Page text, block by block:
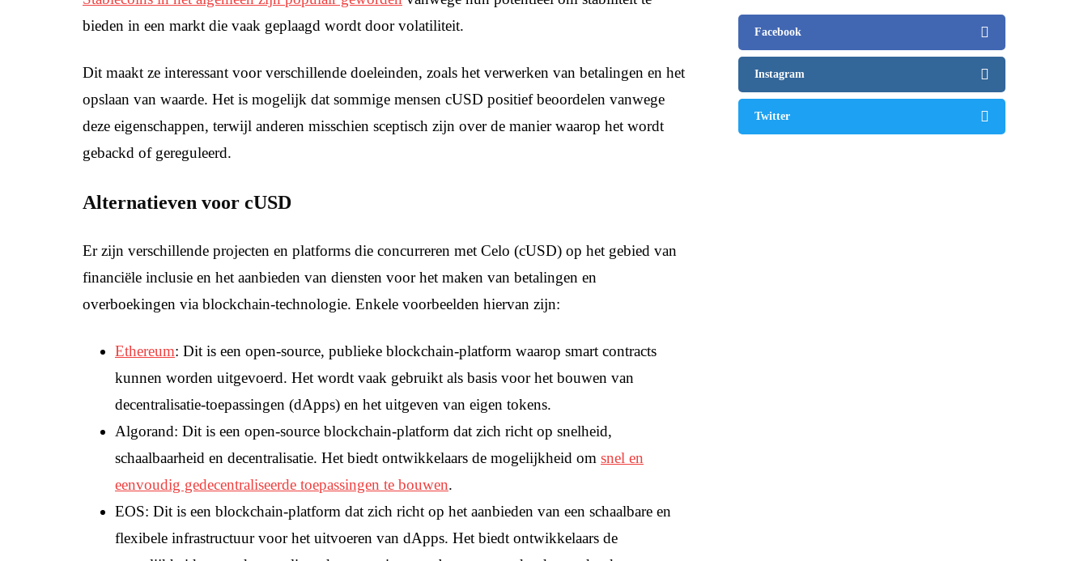
bieden in een markt die vaak geplaagd wordt door volatiliteit.
Dit maakt ze interessant voor verschillende doeleinden, zoals het verwerken van betalingen en het
opslaan van waarde. Het is mogelijk dat sommige mensen cUSD positief beoordelen vanwege
deze eigenschappen, terwijl anderen misschien sceptisch zijn over de manier waarop het wordt
gebackd of gereguleerd.
Alternatieven voor cUSD
Er zijn verschillende projecten en platforms die concurreren met Celo (cUSD) op het gebied van
financiële inclusie en het aanbieden van diensten voor het maken van betalingen en
overboekingen via blockchain-technologie. Enkele voorbeelden hiervan zijn:
Ethereum: Dit is een open-source, publieke blockchain-platform waarop smart contracts
kunnen worden uitgevoerd. Het wordt vaak gebruikt als basis voor het bouwen van
decentralisatie-toepassingen (dApps) en het uitgeven van eigen tokens.
Algorand: Dit is een open-source blockchain-platform dat zich richt op snelheid,
schaalbaarheid en decentralisatie. Het biedt ontwikkelaars de mogelijkheid om snel en
eenvoudig gedecentraliseerde toepassingen te bouwen.
EOS: Dit is een blockchain-platform dat zich richt op het aanbieden van een schaalbare en
flexibele infrastructuur voor het uitvoeren van dApps. Het biedt ontwikkelaars de
Facebook
Instagram
Twitter